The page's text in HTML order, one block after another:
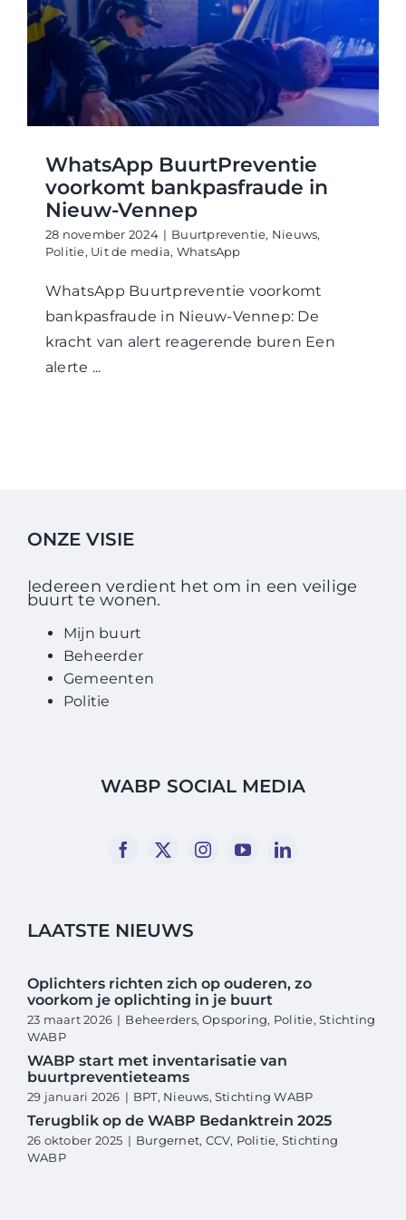
WABP Shop
Contact
WhatsApp BuurtPreventie
voorkomt bankpasfraude in
Nieuw-Vennep
28 november 2024 | Buurtpreventie, Nieuws,
Politie, Uit de media, WhatsApp
WhatsApp Buurtpreventie voorkomt
bankpasfraude in Nieuw-Vennep: De
kracht van alert reagerende buren Een
alerte ...
ONZE VISIE
Iedereen verdient het om in een veilige
buurt te wonen.
Mijn buurt
Beheerder
Gemeenten
Politie
WABP SOCIAL MEDIA
LAATSTE NIEUWS
Oplichters richten zich op ouderen, zo
voorkom je oplichting in je buurt
23 maart 2026 | Beheerders,Opsporing, Politie,Stichting
WABP
WABP start met inventarisatie van
buurtpreventieteams
29 januari 2026 | BPT, Nieuws, Stichting WABP
Terugblik op de WABP Bedanktrein 2025
26 oktober 2025 | Burgernet, CCV, Politie, Stichting
WABP